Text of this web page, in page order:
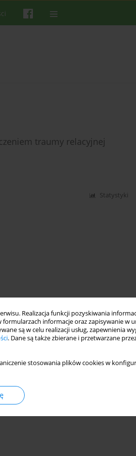
Realizacja funkcji pozyskiwania
informacje oraz zapisywanie w
są w celu realizacji usług, zapewnienia
. Dane są także zbierane i przetwarzane
stosowania plików cookies w
traumy relacyjnej
Statystyki